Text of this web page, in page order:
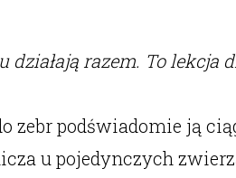
razem. To lekcja
zebr podświadomie ją
u pojedynczych